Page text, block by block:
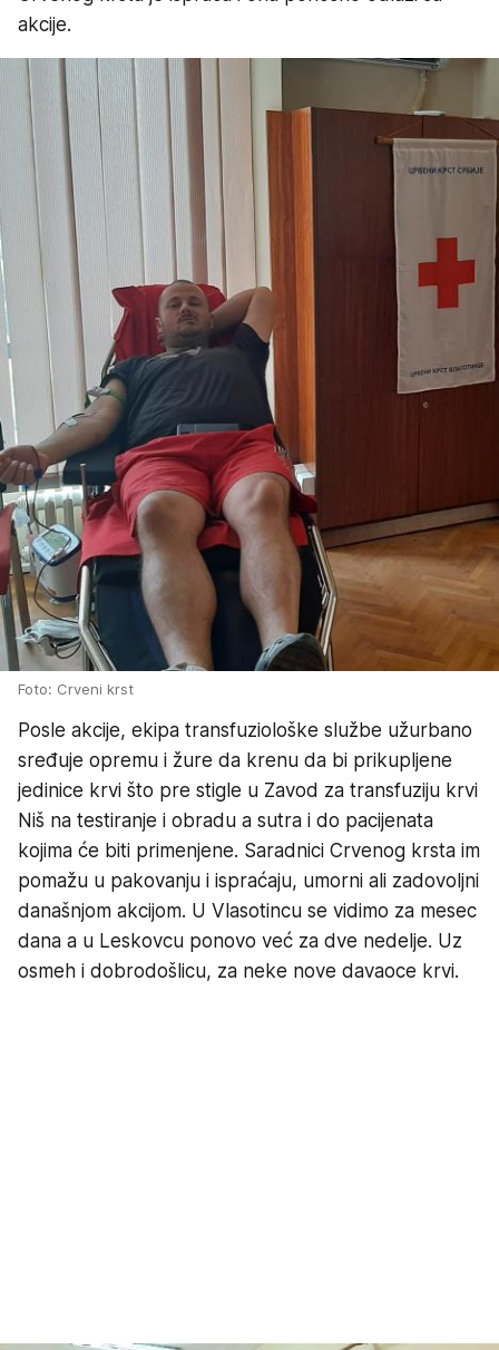
akcije.
Foto: Crveni krst
Posle akcije, ekipa transfuziološke službe užurbano
sređuje opremu i žure da krenu da bi prikupljene
jedinice krvi što pre stigle u Zavod za transfuziju krvi
Niš na testiranje i obradu a sutra i do pacijenata
kojima će biti primenjene. Saradnici Crvenog krsta im
pomažu u pakovanju i ispraćaju, umorni ali zadovoljni
današnjom akcijom. U Vlasotincu se vidimo za mesec
dana a u Leskovcu ponovo već za dve nedelje. Uz
osmeh i dobrodošlicu, za neke nove davaoce krvi.